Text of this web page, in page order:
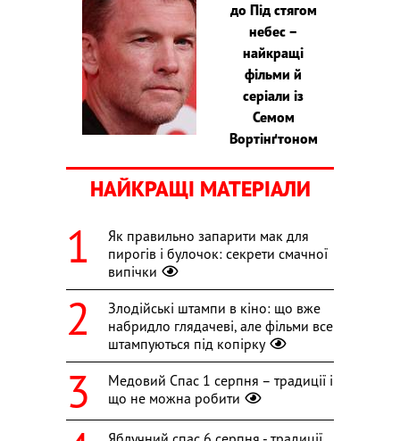
до Під стягом
небес –
найкращі
фільми й
серіали із
Семом
Вортінґтоном
НАЙКРАЩІ МАТЕРІАЛИ
Як правильно запарити мак для
пирогів і булочок: секрети смачної
випічки
Злодійські штампи в кіно: що вже
набридло глядачеві, але фільми все
штампуються під копірку
Медовий Спас 1 серпня – традиції і
що не можна робити